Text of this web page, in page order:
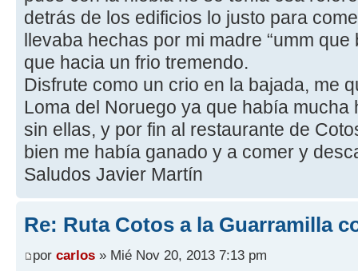
detrás de los edificios lo justo para
llevaba hechas por mi madre “umm
que hacia un frio tremendo.
Disfrute como un crio en la bajada, me
Loma del Noruego ya que había
sin ellas, y por fin al restaurante de
bien me había ganado y a comer y
Saludos Javier Martín
Re: Ruta Cotos a la Guarramilla
por carlos » Mié Nov 20, 2013 7:13 pm